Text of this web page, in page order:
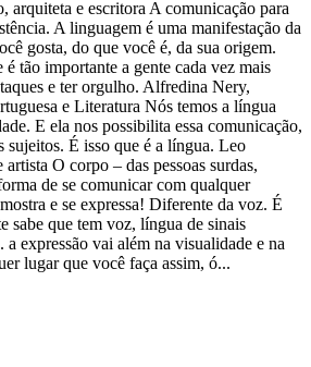
arquiteta e escritora A comunicação para
A linguagem é uma manifestação da
gosta, do que você é, da sua origem.
é tão importante a gente cada vez mais
e ter orgulho. Alfredina Nery,
e Literatura Nós temos a língua
E ela nos possibilita essa comunicação,
sujeitos. É isso que é a língua. Leo
O corpo – das pessoas surdas,
de se comunicar com qualquer
e se expressa! Diferente da voz. É
sabe que tem voz, língua de sinais
a expressão vai além na visualidade e na
lugar que você faça assim, ó...